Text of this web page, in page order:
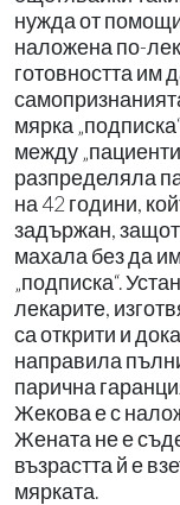
нужда от
наложена по-
готовността им
мярка
между
разпределяла
на 42 години,
задържан,
махала без да
„подписка“.
лекарите,
са открити и
направила
парична
Жекова е с
Жената не е
възрастта й е
мярката.